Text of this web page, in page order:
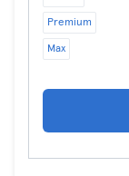
Premium
Max